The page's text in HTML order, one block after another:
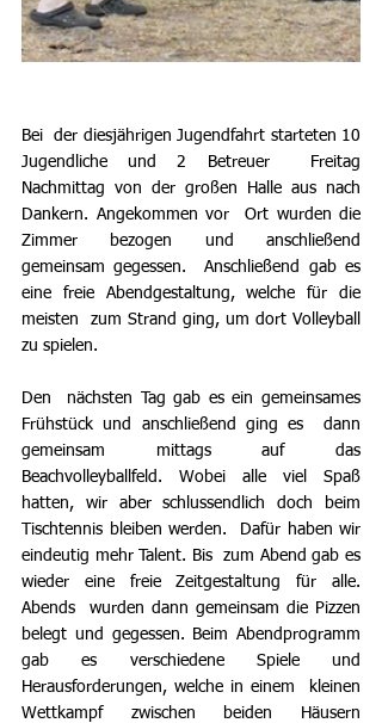
Bei  der diesjährigen Jugendfahrt starteten 10
Jugendliche und 2 Betreuer  Freitag
Nachmittag von der großen Halle aus nach
Dankern. Angekommen vor  Ort wurden die
Zimmer bezogen und anschließend
gemeinsam gegessen.  Anschließend gab es
eine freie Abendgestaltung, welche für die
meisten  zum Strand ging, um dort Volleyball
zu spielen.
Den  nächsten Tag gab es ein gemeinsames
Frühstück und anschließend ging es  dann
gemeinsam mittags auf das
Beachvolleyballfeld. Wobei alle viel Spaß
hatten, wir aber schlussendlich doch beim
Tischtennis bleiben werden.  Dafür haben wir
eindeutig mehr Talent. Bis  zum Abend gab es
wieder eine freie Zeitgestaltung für alle.
Abends  wurden dann gemeinsam die Pizzen
belegt und gegessen. Beim Abendprogramm
gab es verschiedene Spiele und
Herausforderungen, welche in einem  kleinen
Wettkampf zwischen beiden Häusern